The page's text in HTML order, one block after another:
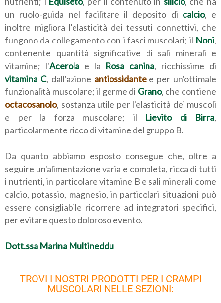
un ruolo-guida nel facilitare il deposito di calcio, e
inoltre migliora l'elasticità dei tessuti connettivi, che
fungono da collegamento con i fasci muscolari; il Noni,
contenente quantità significative di sali minerali e
vitamine; l'Acerolae la Rosa canina, ricchissime di
vitamina C, dall'azione antiossidantee per un'ottimale
funzionalità muscolare; il germe di Grano, che contiene
octacosanolo, sostanza utile per l'elasticità dei muscoli
e per la forza muscolare; il Lievito di Birra,
particolarmente ricco di vitamine del gruppo B.
Da quanto abbiamo esposto consegue che, oltre a
seguire un'alimentazione varia e completa, ricca di tutti
i nutrienti, in particolare vitamine B e sali minerali come
calcio, potassio, magnesio, in particolari situazioni può
essere consigliabile ricorrere ad integratori specifici,
per evitare questo doloroso evento.
Dott.ssa Marina Multineddu
TROVI I NOSTRI PRODOTTI PER I CRAMPI
MUSCOLARI NELLE SEZIONI: